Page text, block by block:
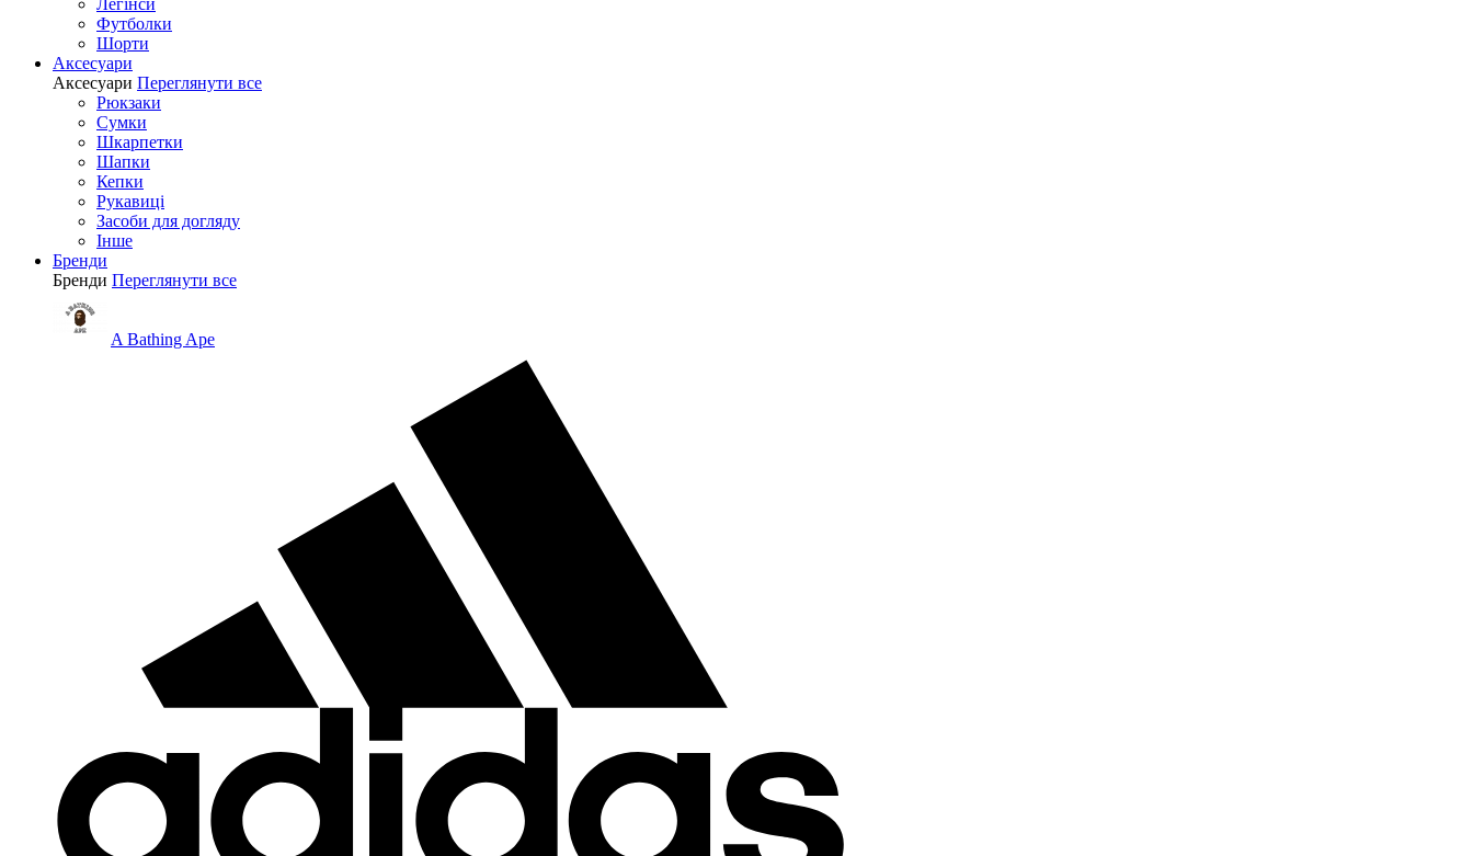
Легінси
Футболки
Шорти
Аксесуари
Аксесуари Переглянути все
Рюкзаки
Сумки
Шкарпетки
Шапки
Кепки
Рукавиці
Засоби для догляду
Інше
Бренди
Бренди Переглянути все
A Bathing Ape